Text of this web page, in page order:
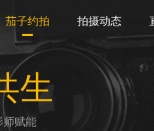
茄子约拍 拍摄动态
生
师赋能